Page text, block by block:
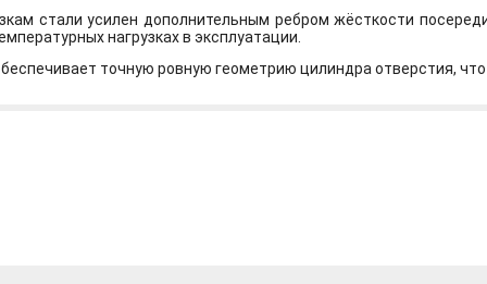
стали усилен дополнительным ребром жёсткости
нагрузках в эксплуатации.
точную ровную геометрию цилиндра отверстия,